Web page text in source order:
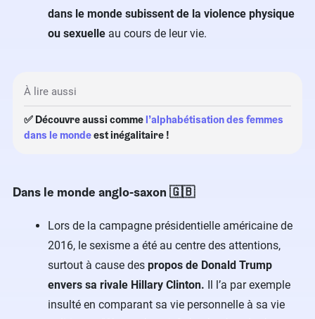
dans le monde subissent de la violence physique
ou sexuelle au cours de leur vie.
À lire aussi
✅ Découvre aussi comme l’alphabétisation des femmes
dans le mondeest inégalitaire !
Dans le monde anglo-saxon 🇬🇧
Lors de la campagne présidentielle américaine de
2016, le sexisme a été au centre des attentions,
surtout à cause des propos de Donald Trump
envers sa rivale Hillary Clinton. Il l’a par exemple
insulté en comparant sa vie personnelle à sa vie